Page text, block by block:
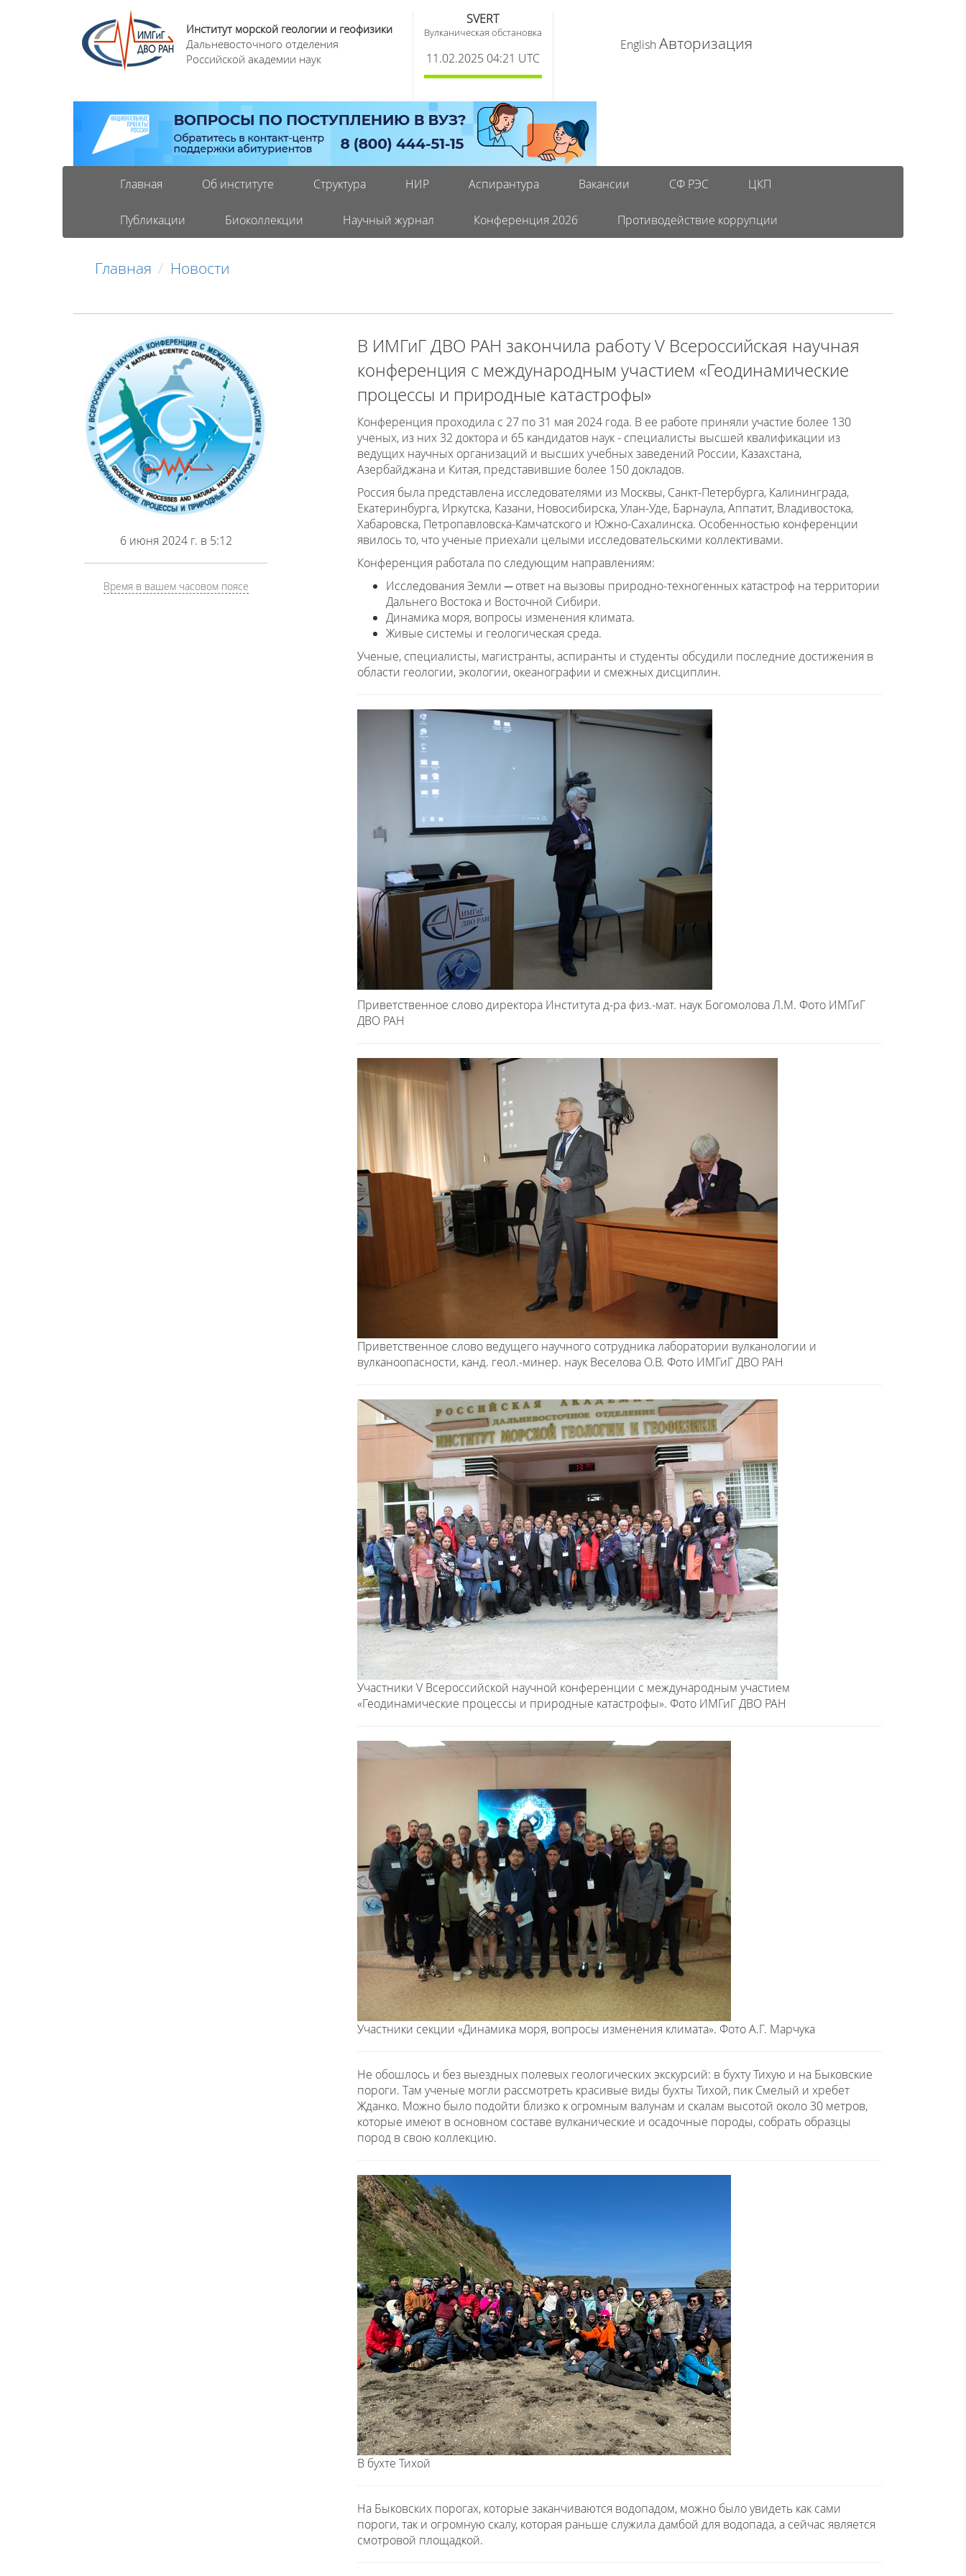
Институт морской геологии и геофизики
Дальневосточного отделения
Российской академии наук
SVERT
Вулканическая обстановка
11.02.2025 04:21 UTC
English Авторизация
Главная Об институте Структура НИР Аспирантура Вакансии СФ РЭС ЦКП
Публикации Биоколлекции Научный журнал Конференция 2026 Противодействие коррупции
Главная Новости
6 июня 2024 г. в 5:12
Время в вашем часовом поясе
В ИМГиГ ДВО РАН закончила работу V Всероссийская научная
конференция с международным участием «Геодинамические
процессы и природные катастрофы»
Конференция проходила с 27 по 31 мая 2024 года. В ее работе приняли участие более 130
ученых, из них 32 доктора и 65 кандидатов наук - специалисты высшей квалификации из
ведущих научных организаций и высших учебных заведений России, Казахстана,
Азербайджана и Китая, представившие более 150 докладов.
Россия была представлена исследователями из Москвы, Санкт-Петербурга, Калининграда,
Екатеринбурга, Иркутска, Казани, Новосибирска, Улан-Уде, Барнаула, Аппатит, Владивостока,
Хабаровска, Петропавловска-Камчатского и Южно-Сахалинска. Особенностью конференции
явилось то, что ученые приехали целыми исследовательскими коллективами.
Конференция работала по следующим направлениям:
Исследования Земли ─ ответ на вызовы природно-техногенных катастроф на территории
Дальнего Востока и Восточной Сибири.
Динамика моря, вопросы изменения климата.
Живые системы и геологическая среда.
Ученые, специалисты, магистранты, аспиранты и студенты обсудили последние достижения в
области геологии, экологии, океанографии и смежных дисциплин.
Приветственное слово директора Института д-ра физ.-мат. наук Богомолова Л.М. Фото ИМГиГ
ДВО РАН
Приветственное слово ведущего научного сотрудника лаборатории вулканологии и
вулканоопасности, канд. геол.-минер. наук Веселова О.В. Фото ИМГиГ ДВО РАН
Участники V Всероссийской научной конференции с международным участием
«Геодинамические процессы и природные катастрофы». Фото ИМГиГ ДВО РАН
Участники секции «Динамика моря, вопросы изменения климата». Фото А.Г. Марчука
Не обошлось и без выездных полевых геологических экскурсий: в бухту Тихую и на Быковские
пороги. Там ученые могли рассмотреть красивые виды бухты Тихой, пик Смелый и хребет
Жданко. Можно было подойти близко к огромным валунам и скалам высотой около 30 метров,
которые имеют в основном составе вулканические и осадочные породы, собрать образцы
пород в свою коллекцию.
В бухте Тихой
На Быковских порогах, которые заканчиваются водопадом, можно было увидеть как сами
пороги, так и огромную скалу, которая раньше служила дамбой для водопада, а сейчас является
смотровой площадкой.